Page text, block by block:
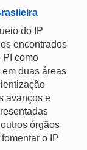
do IP
encontrados
PI como
duas áreas
avanços e
órgãos
o IP